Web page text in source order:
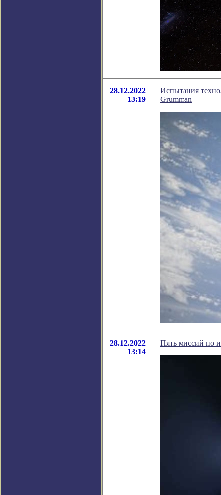
28.12.2022
13:19
Испытания
Grumman
28.12.2022
13:14
Пять миссий по